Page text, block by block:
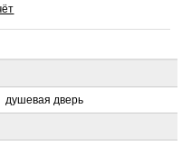
душевая дверь